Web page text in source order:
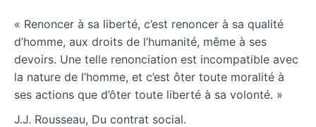
« Renoncer à sa liberté, c’est renoncer à sa qualité
d’homme, aux droits de l’humanité, même à ses
devoirs. Une telle renonciation est incompatible avec
la nature de l’homme, et c’est ôter toute moralité à
ses actions que d’ôter toute liberté à sa volonté. »
J.J. Rousseau, Du contrat social.